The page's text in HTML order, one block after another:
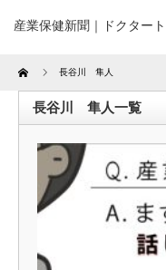
産業保健新聞｜ドクター
Home 長谷川 隼人
長谷川 隼人一覧